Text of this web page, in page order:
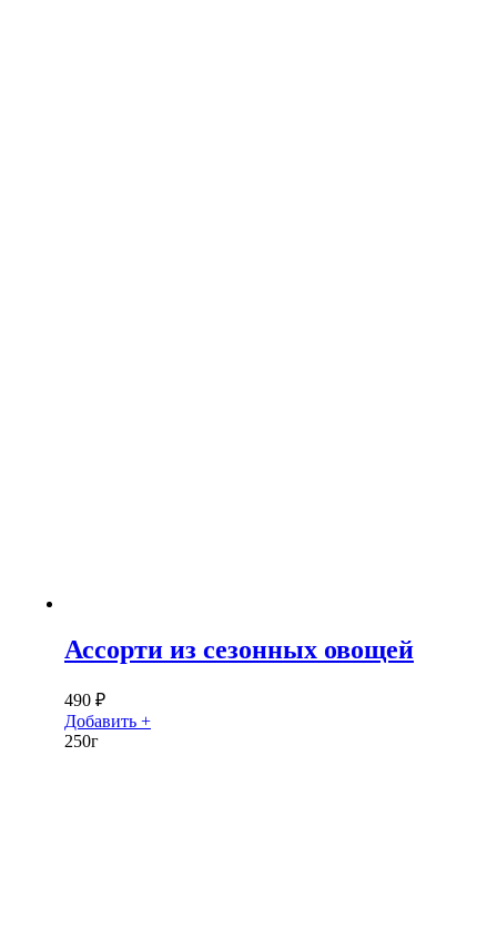
Ассорти из сезонных овощей
490 ₽
Добавить +
250г